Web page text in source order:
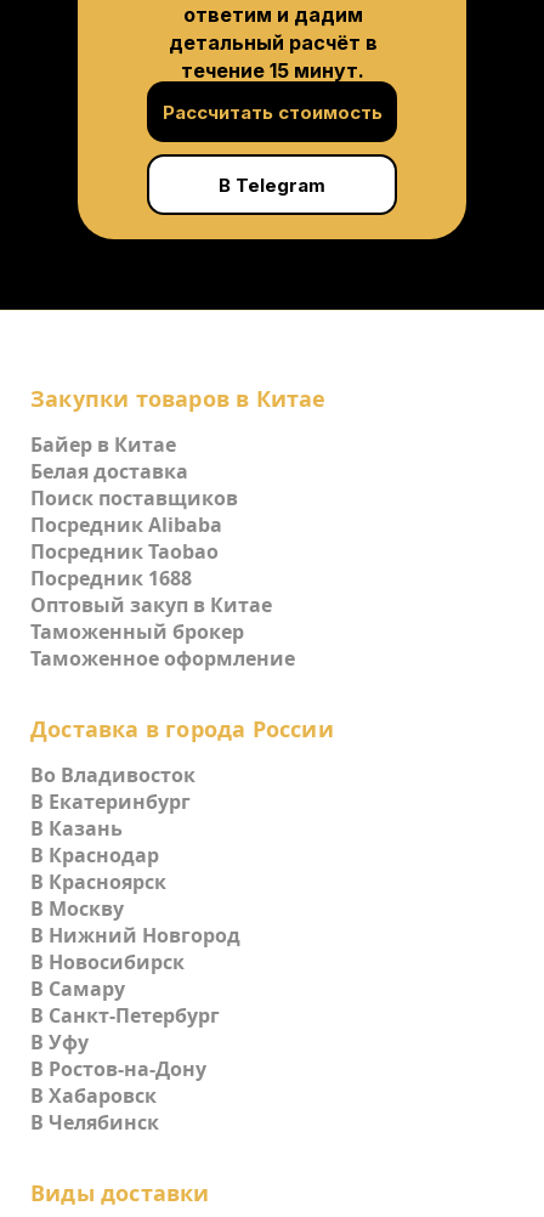
Рассчитать стоимость
В Telegram
ответим и дадим
детальный расчёт в
течение 15 минут.
Закупки товаров в Китае
Байер в Китае
Белая доставка
Поиск поставщиков
Посредник Alibaba
Посредник Taobao
Посредник 1688
Оптовый закуп в Китае
Таможенный брокер
Таможенное оформление
Доставка в города России
Во Владивосток
В Екатеринбург
В Казань
В Краснодар
В Красноярск
В Москву
В Нижний Новгород
В Новосибирск
В Самару
В Санкт-Петербург
В Уфу
В Ростов-на-Дону
В Хабаровск
В Челябинск
Виды доставки